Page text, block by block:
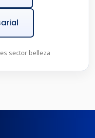
sector belleza